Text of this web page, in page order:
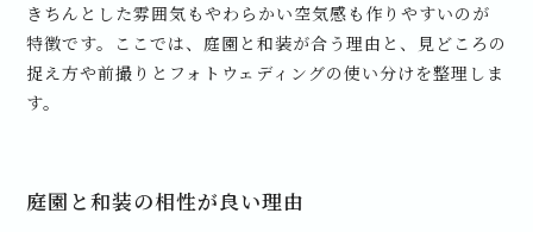
きちんとした雰囲気もやわらかい空気感も作りやすいのが
特徴です。ここでは、庭園と和装が合う理由と、見どころの
捉え方や前撮りとフォトウェディングの使い分けを整理しま
す。
庭園と和装の相性が良い理由